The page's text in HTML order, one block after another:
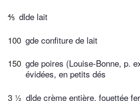
⅘ dlde lait
100 gde confiture de lait
150 gde poires (Louise-Bonne, p.
évidées, en petits dés
3 ½ dlde crème entière, fouettée